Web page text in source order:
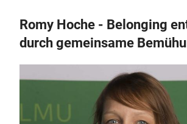
Romy Hoche - Belonging
durch gemeinsame